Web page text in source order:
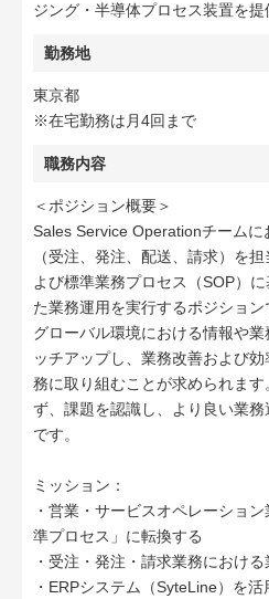
ジング・半導体プロセス装置を提
勤務地
東京都
※在宅勤務は月4回まで
職務内容
＜ポジション概要＞
Sales Service Operationチームに
（受注、発注、配送、請求）を
よび標準業務プロセス（SOP）
た業務運用を実行するポジション
グローバル環境における情報や
ッチアップし、業務改善および
務に取り組むことが求められま
ず、課題を認識し、より良い業
です。
ミッション：
・営業・サービスオペレーショ
準プロセス」に転換する
・受注・発注・請求業務におけ
・ERPシステム（SyteLine）を